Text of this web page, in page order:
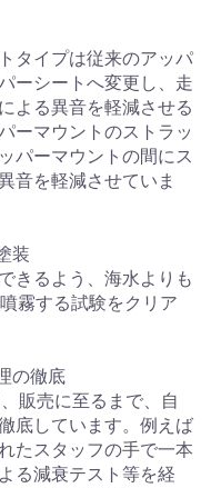
タイプは従来のアッパ
ーシートへ変更し、走
よる異音を軽減させる
ーマウントのストラッ
パーマウントの間にス
音を軽減させていま
装
きるよう、海水よりも
霧する試験をクリア
の徹底
販売に至るまで、自
底しています。例えば
たスタッフの手で一本
る減衰テスト等を経